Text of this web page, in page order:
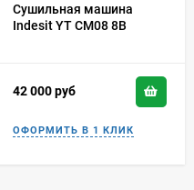
Сушильная машина
Indesit YT CM08 8B
42 000руб